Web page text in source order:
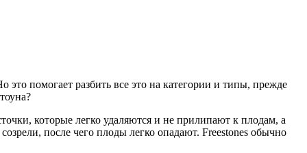
помогает разбить все это на категории и типы, прежде
которые легко удаляются и не прилипают к плодам, а
после чего плоды легко опадают. Freestones обычно